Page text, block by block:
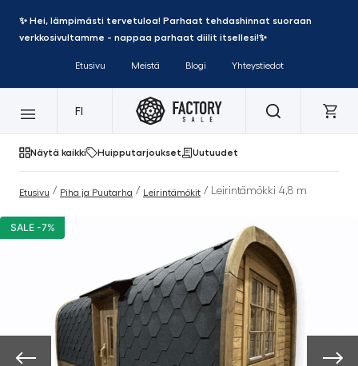
✨ Hei, lämpimästi tervetuloa! Parhaat tehdashinnat suoraan
verkkosivultamme - nappaa parhaat diilit itsellesi!✨
Etusivu Meistä Blogi Yhteystiedot
FI
Näytä kaikki Huipputarjoukset Uutuudet
Etusivu / Piha ja Puutarha / Leirintämökit / Leirintämökki 4,8 m
SALE -7%